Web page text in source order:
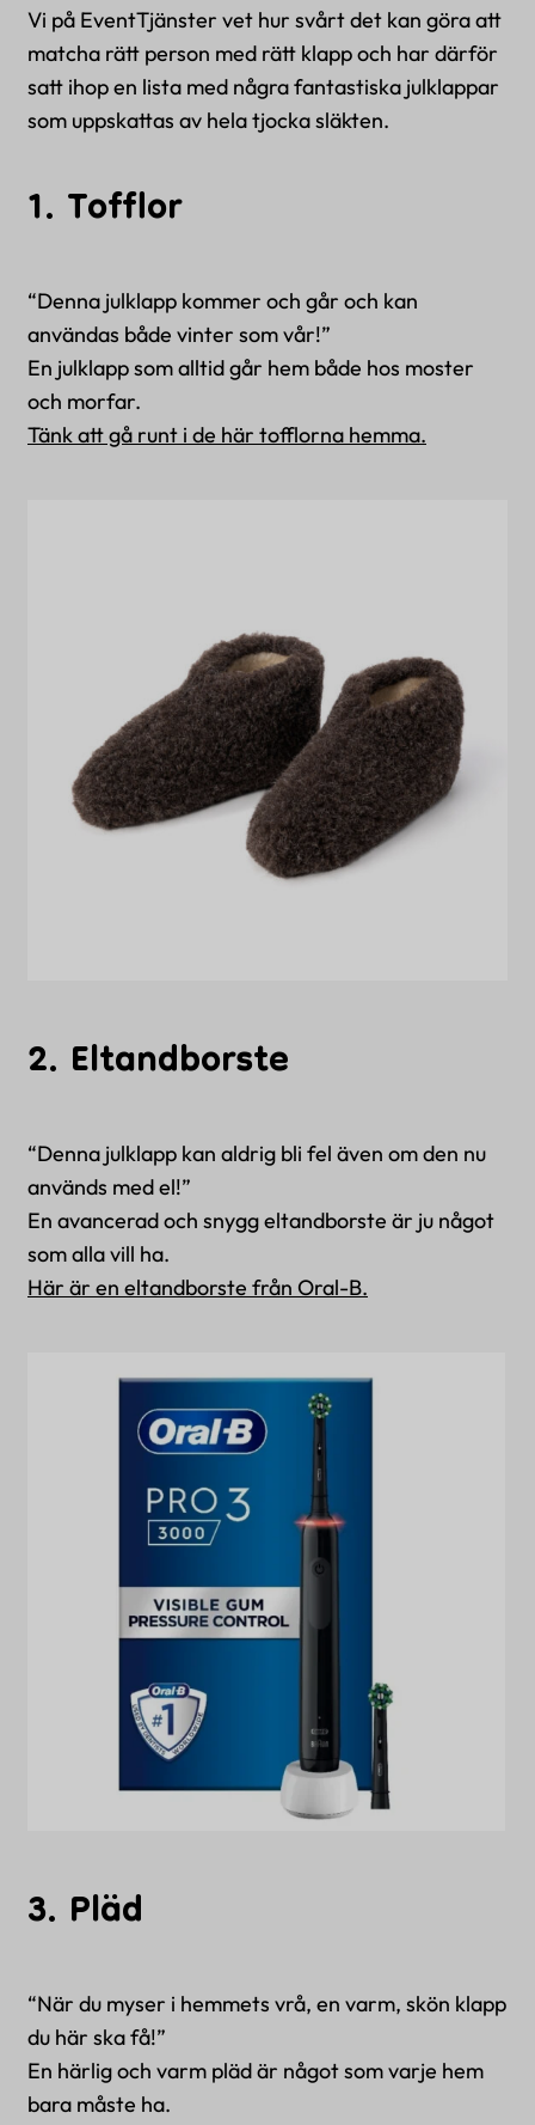
Vi på EventTjänster vet hur svårt det kan göra att
matcha rätt person med rätt klapp och har därför
satt ihop en lista med några fantastiska julklappar
som uppskattas av hela tjocka släkten.
1. Tofflor
“Denna julklapp kommer och går och kan
användas både vinter som vår!”
En julklapp som alltid går hem både hos moster
och morfar.
Tänk att gå runt i de här tofflorna hemma.
2. Eltandborste
“Denna julklapp kan aldrig bli fel även om den nu
används med el!”
En avancerad och snygg eltandborste är ju något
som alla vill ha.
Här är en eltandborste från Oral-B.
3. Pläd
“När du myser i hemmets vrå, en varm, skön klapp
du här ska få!”
En härlig och varm pläd är något som varje hem
bara måste ha.